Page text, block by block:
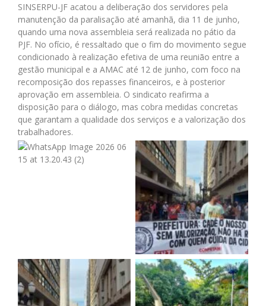
SINSERPU-JF acatou a deliberação dos servidores pela
manutenção da paralisação até amanhã, dia 11 de junho,
quando uma nova assembleia será realizada no pátio da
PJF. No ofício, é ressaltado que o fim do movimento segue
condicionado à realização efetiva de uma reunião entre a
gestão municipal e a AMAC até 12 de junho, com foco na
recomposição dos repasses financeiros, e à posterior
aprovação em assembleia. O sindicato reafirma a
disposição para o diálogo, mas cobra medidas concretas
que garantam a qualidade dos serviços e a valorização dos
trabalhadores.